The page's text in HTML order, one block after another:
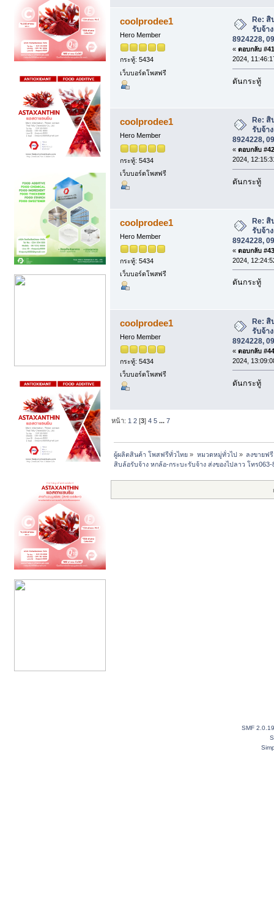
coolprodee1
Hero Member
กระทู้: 5434
เว็บบอร์ดโพสฟรี
Re: สิ
รับจ้า
8924228,
« ตอบกลับ
2024,
ดันกระทู้
coolprodee1
Hero Member
กระทู้: 5434
เว็บบอร์ดโพสฟรี
Re: สิ
รับจ้า
8924228,
« ตอบกลับ
2024,
ดันกระทู้
coolprodee1
Hero Member
กระทู้: 5434
เว็บบอร์ดโพสฟรี
Re: สิ
รับจ้า
8924228,
« ตอบกลับ
2024,
ดันกระทู้
coolprodee1
Hero Member
กระทู้: 5434
เว็บบอร์ดโพสฟรี
Re: สิ
รับจ้า
8924228,
« ตอบกลับ
2024,
ดันกระทู้
หน้า: 1 2 [3]4 5 ...7
ผู้ผลิตสินค้า โพสฟรีทั่วไทย » หมวดหมู่ทั่วไป» ลงขายฟ
สิบล้อรับจ้าง หกล้อ-กระบะรับจ้าง ส่งของไปลาว โทร
SMF 2.0.19